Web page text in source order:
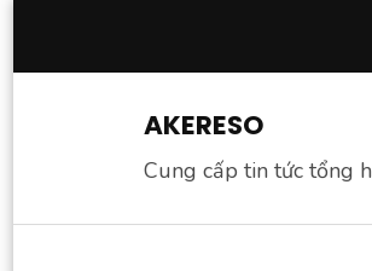
AKERESO
Cung cấp tin tức tổng